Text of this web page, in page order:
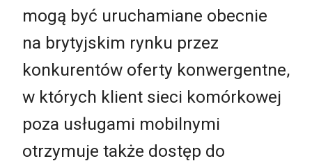
mogą być uruchamiane obecnie
na brytyjskim rynku przez
konkurentów oferty konwergentne,
w których klient sieci komórkowej
poza usługami mobilnymi
otrzymuje także dostęp do